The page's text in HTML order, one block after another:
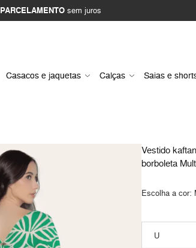
PARCELAMENTOsem juros
Casacos e jaquetas Calças Saias e
Vestido
borboleta
Escolha a cor: